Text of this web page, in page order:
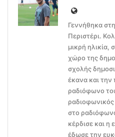
Γεννήθηκα
Περιστέρι.
μικρή ηλικία,
χώρο της
σχολής
έκανα και την
ραδιόφωνο
στο
κέρδισε και η
έδωσε την